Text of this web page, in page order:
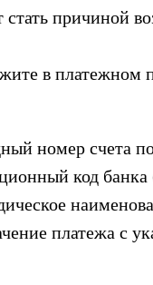
причиной
в
номер счета
код
платежа с